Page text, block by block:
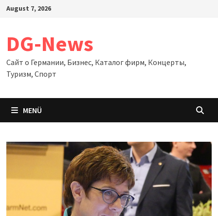
Zum
August 7, 2026
DG-News
Сайт о Германии, Бизнес, Каталог фирм, Концерты,
Туризм, Спорт
MENÜ